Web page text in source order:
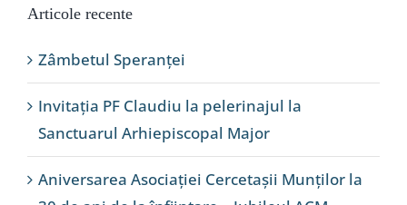
Articole recente
Zâmbetul Speranței
Invitația PF Claudiu la pelerinajul la
Sanctuarul Arhiepiscopal Major
Aniversarea Asociației Cercetașii Munților la